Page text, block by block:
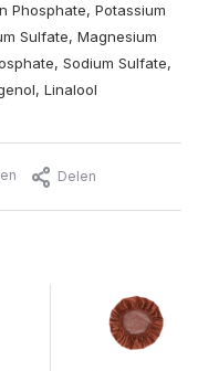
Phosphate, Potassium
Sulfate, Magnesium
Sodium Sulfate,
Linalool
Delen